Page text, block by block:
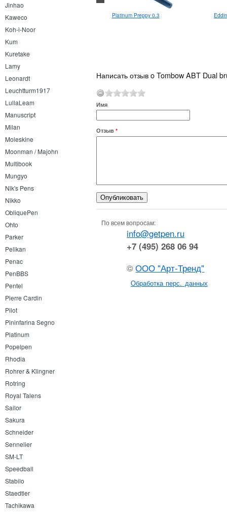
Jinhao
Kaweco
Koh-i-Noor
Kum
Kuretake
Lamy
Leonardt
Leuchtturm1917
LullaLeam
Manuscript
Milan
Moleskine
Moonman / Majohn
Multibook
Mungyo
Nik's Pens
Nikko
ObliquePen
Ohto
Parker
Pelikan
Penac
PenBBS
Pentel
Pierre Cardin
Pilot
Pininfarina Segno
Platinum
Popelpen
Rhodia
Rohrer & Klingner
Rotring
Royal Talens
Sailor
Sakura
Schneider
Sennelier
SM-LT
Speedball
Stabilo
Staedtler
Tachikawa
Leuchtturm1917 Softcover
Platinum Preppy 0.3
Написать отзыв o Tombow ABT Dual
Имя
Отзыв *
По всем вопросам:
info@getpen.ru
+7 (495) 268 06 94
©ООО "Арт-Тренд"
Обработка перс. данных